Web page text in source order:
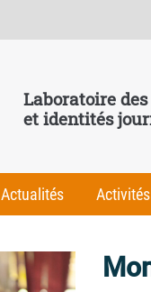
Laboratoire
et identités
Actualités